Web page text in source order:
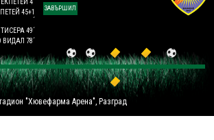
4´
45+1
´
49´
78´
ЗАВЪРШИЛ
"Хювефарма Арена", Разград